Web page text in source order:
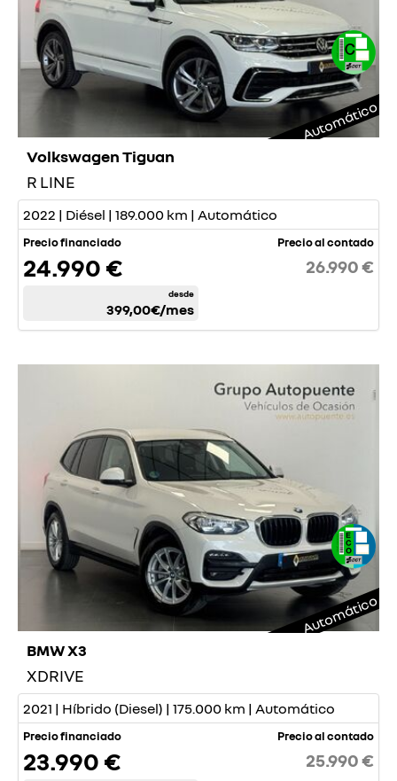
Automático
Volkswagen Tiguan
R LINE
2022 | Diésel | 189.000 km | Automático
Precio financiado
24.990 €
desde
399,00€/mes
Precio al contado
26.990 €
Automático
BMW X3
XDRIVE
2021 | Híbrido (Diesel) | 175.000 km | Automático
Precio financiado
23.990 €
Precio al contado
25.990 €